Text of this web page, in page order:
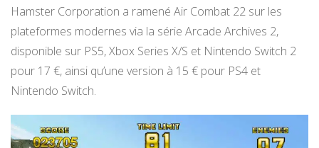
Hamster Corporation a ramené Air Combat 22 sur les
plateformes modernes via la série Arcade Archives 2,
disponible sur PS5, Xbox Series X/S et Nintendo Switch 2
pour 17 €, ainsi qu’une version à 15 € pour PS4 et
Nintendo Switch.